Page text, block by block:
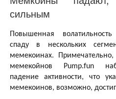
сильным
Повышенная
спаду в нескольких
мемекоинах.
мемекойнов Pump.fun
падение активности, что
мемекоинов, возможно,